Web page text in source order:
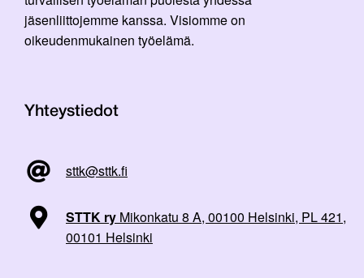
jäsenliittojemme kanssa. Visiomme on
oikeudenmukainen työelämä.
Yhteystiedot
sttk@sttk.fi
STTK ry Mikonkatu 8 A, 00100 Helsinki, PL 421,
00101 Helsinki